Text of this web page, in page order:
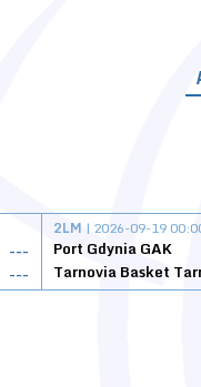
---
---
2LM | 2026-09-19
Port Gdynia GAK